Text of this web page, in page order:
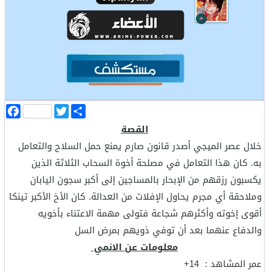
a
b
o
k
T
w
t
r
ن
القصة
‎خلال عصر الميجي أصدر قانون صارم يمنع حمل السلاح والتعامل
به. كان هذا التعامل في مصلحة أخوة السحاب الثلاثة الذين
يكسبون رزقهم من الإبحار بالمساجين إلى أكبر سجون اليابان
وملاحقة أي مجرم يحاول الإفلات من العدالة. كان الأخ الأكبر تينكا
أقوى إخوته وأكثرهم شجاعة فتولى مهمة الاعتناء بأخويه
والدفاع عنهما بعد أن توفي ذويهم بمرض السل
معلومات عن الانمي
عمر المشاهد : 14+